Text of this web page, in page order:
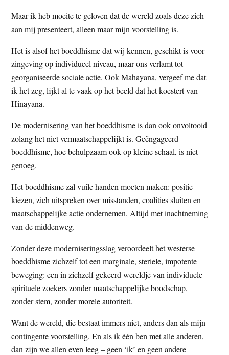
Maar ik heb moeite te geloven dat de wereld zoals deze zich
aan mij presenteert, alleen maar mijn voorstelling is.
Het is alsof het boeddhisme dat wij kennen, geschikt is voor
zingeving op individueel niveau, maar ons verlamt tot
georganiseerde sociale actie. Ook Mahayana, vergeef me dat
ik het zeg, lijkt al te vaak op het beeld dat het koestert van
Hinayana.
De modernisering van het boeddhisme is dan ook onvoltooid
zolang het niet vermaatschappelijkt is. Geëngageerd
boeddhisme, hoe behulpzaam ook op kleine schaal, is niet
genoeg.
Het boeddhisme zal vuile handen moeten maken: positie
kiezen, zich uitspreken over misstanden, coalities sluiten en
maatschappelijke actie ondernemen. Altijd met inachtneming
van de middenweg.
Zonder deze moderniseringsslag veroordeelt het westerse
boeddhisme zichzelf tot een marginale, steriele, impotente
beweging: een in zichzelf gekeerd wereldje van individuele
spirituele zoekers zonder maatschappelijke boodschap,
zonder stem, zonder morele autoriteit.
Want de wereld, die bestaat immers niet, anders dan als mijn
contingente voorstelling. En als ik één ben met alle anderen,
dan zijn we allen even leeg – geen ‘ik’ en geen andere